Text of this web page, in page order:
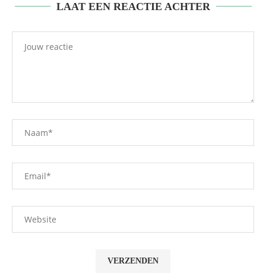
LAAT EEN REACTIE ACHTER